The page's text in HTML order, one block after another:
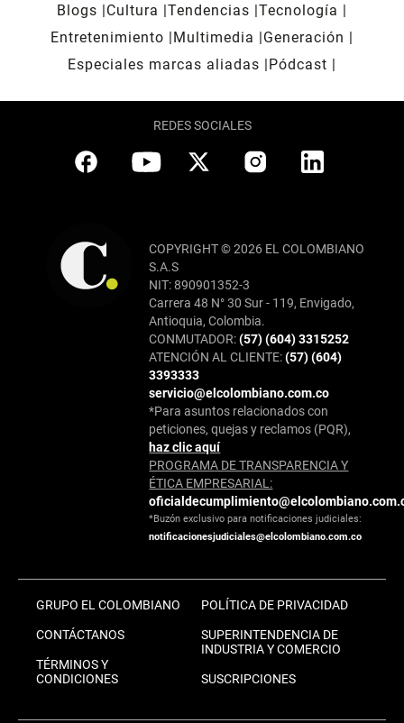
Blogs
Cultura Tendencias Tecnología
Entretenimiento
Multimedia
Generación
Especiales marcas aliadas
Pódcast
REDES SOCIALES
COPYRIGHT © 2026 EL COLOMBIANO
S.A.S
NIT: 890901352-3
Carrera 48 N° 30 Sur - 119, Envigado,
Antioquia, Colombia.
CONMUTADOR:(57) (604) 3315252
ATENCIÓN AL CLIENTE:(57) (604)
3393333
servicio@elcolombiano.com.co
*Para asuntos relacionados con
peticiones, quejas y reclamos (PQR),
haz clic aquí
PROGRAMA DE TRANSPARENCIA Y
ÉTICA EMPRESARIAL:
*Buzón exclusivo para notificaciones judiciales:
notificacionesjudiciales@elcolombiano.com.co
GRUPO EL COLOMBIANO
CONTÁCTANOS
TÉRMINOS Y
CONDICIONES
POLÍTICA DE PRIVACIDAD
SUPERINTENDENCIA DE
INDUSTRIA Y COMERCIO
SUSCRIPCIONES